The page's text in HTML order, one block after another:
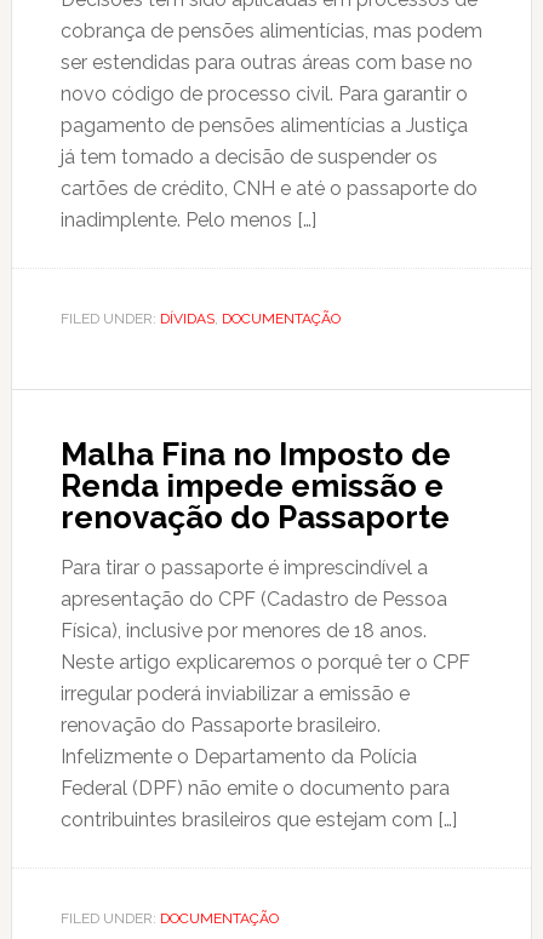
cobrança de pensões alimentícias, mas podem
ser estendidas para outras áreas com base no
novo código de processo civil. Para garantir o
pagamento de pensões alimentícias a Justiça
já tem tomado a decisão de suspender os
cartões de crédito, CNH e até o passaporte do
inadimplente. Pelo menos […]
FILED UNDER: DÍVIDAS, DOCUMENTAÇÃO
Malha Fina no Imposto de
Renda impede emissão e
renovação do Passaporte
Para tirar o passaporte é imprescindível a
apresentação do CPF (Cadastro de Pessoa
Física), inclusive por menores de 18 anos.
Neste artigo explicaremos o porquê ter o CPF
irregular poderá inviabilizar a emissão e
renovação do Passaporte brasileiro.
Infelizmente o Departamento da Polícia
Federal (DPF) não emite o documento para
contribuintes brasileiros que estejam com […]
FILED UNDER: DOCUMENTAÇÃO